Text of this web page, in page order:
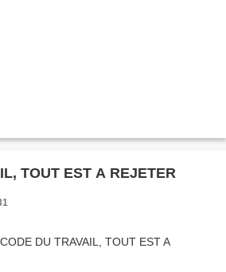
TOUT EST A REJETER